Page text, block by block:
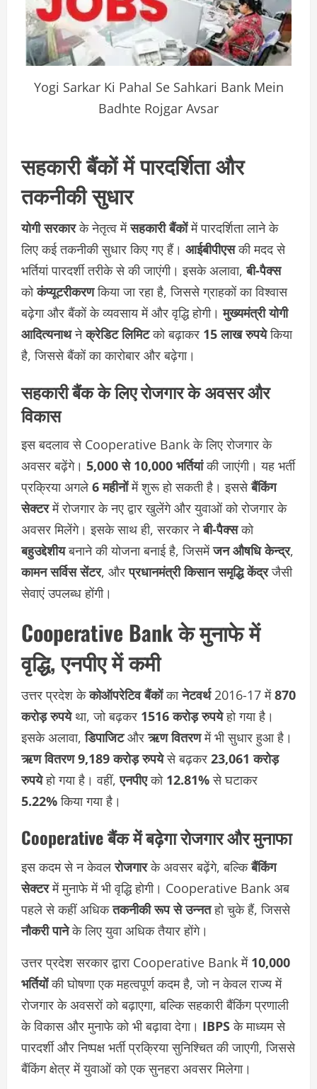
Yogi Sarkar Ki Pahal Se Sahkari Bank Mein
Badhte Rojgar Avsar
सहकारी बैंकों में पारदर्शिता और
तकनीकी सुधार
योगी सरकारके नेतृत्व मेंसहकारी बैंकोंमें पारदर्शिता लाने के
लिए कई तकनीकी सुधार किए गए हैं। आईबीपीएसकी मदद से
भर्तियां पारदर्शी तरीके से की जाएंगी। इसके अलावा,बी-पैक्स
कोकंप्यूटरीकरणकिया जा रहा है, जिससे ग्राहकों का विश्वास
बढ़ेगा और बैंकों के व्यवसाय में और वृद्धि होगी।मुख्यमंत्री योगी
आदित्यनाथनेक्रेडिट लिमिटको बढ़ाकर 15 लाख रुपयेकिया
है, जिससे बैंकों का कारोबार और बढ़ेगा।
सहकारी बैंक के लिए रोजगार के अवसर और
विकास
इस बदलाव से Cooperative Bank के लिए रोजगार के
अवसर बढ़ेंगे। 5,000 से 10,000 भर्तियांकी जाएंगी। यह भर्ती
प्रक्रिया अगले 6 महीनोंमें शुरू हो सकती है। इससेबैंकिंग
सेक्टरमें रोजगार के नए द्वार खुलेंगे और युवाओं को रोजगार के
अवसर मिलेंगे। इसके साथ ही, सरकार नेबी-पैक्सको
बहुउद्देशीयबनाने की योजना बनाई है, जिसमेंजन औषधि केन्द्र,
कामन सर्विस सेंटर, औरप्रधानमंत्री किसान समृद्धि केंद्रजैसी
सेवाएं उपलब्ध होंगी।
Cooperative Bank के मुनाफे में
वृद्धि, एनपीए में कमी
उत्तर प्रदेश केकोऑपरेटिव बैंकोंकानेटवर्थ2016-17 में870
करोड़ रुपयेथा, जो बढ़कर 1516 करोड़ रुपयेहो गया है।
इसके अलावा,डिपाजिटऔरऋण वितरणमें भी सुधार हुआ है।
ऋण वितरण 9,189 करोड़ रुपयेसे बढ़कर 23,061 करोड़
रुपयेहो गया है। वहीं,एनपीएको 12.81%से घटाकर
5.22%किया गया है।
Cooperative बैंक में बढ़ेगा रोजगार और मुनाफा
इस कदम से न केवलरोजगारके अवसर बढ़ेंगे, बल्किबैंकिंग
सेक्टरमें मुनाफे में भी वृद्धि होगी। Cooperative Bank अब
पहले से कहीं अधिकतकनीकी रूप से उन्नतहो चुके हैं, जिससे
नौकरी पानेके लिए युवा अधिक तैयार होंगे।
उत्तर प्रदेश सरकार द्वारा Cooperative Bank में 10,000
भर्तियोंकी घोषणा एक महत्वपूर्ण कदम है, जो न केवल राज्य में
रोजगार के अवसरों को बढ़ाएगा, बल्कि सहकारी बैंकिंग प्रणाली
के विकास और मुनाफे को भी बढ़ावा देगा। IBPSके माध्यम से
पारदर्शी और निष्पक्ष भर्ती प्रक्रिया सुनिश्चित की जाएगी, जिससे
बैंकिंग क्षेत्र में युवाओं को एक सुनहरा अवसर मिलेगा।